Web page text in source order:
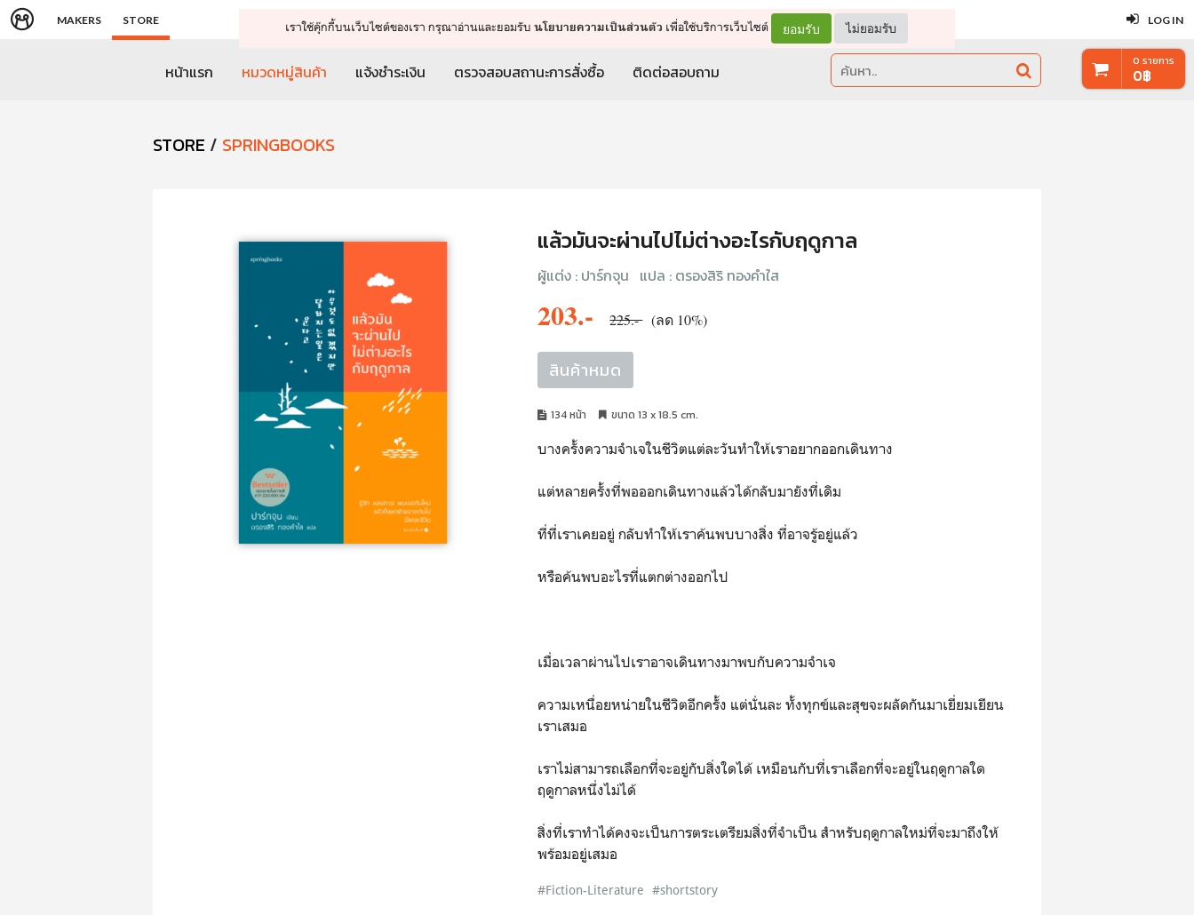
ปิด
จัดการรถเข็น ดำเนินการต่อ
MAKERS STORE LOG IN
เราใช้คุ๊กกี้บนเว็บไซต์ของเรา กรุณาอ่านและยอมรับนโยบายความเป็นส่วนตัว เพื่อใช้บริการเว็บไซต์ ยอมรับ ไม่ยอมรับ
หน้าแรก หมวดหมู่สินค้า แจ้งชำระเงิน ตรวจสอบสถานะการสั่งซื้อ ติดต่อสอบถาม
0 รายการ
0฿
STORE / SPRINGBOOKS
แล้วมันจะผ่านไปไม่ต่างอะไรกับฤดูกาล
ผู้แต่ง : ปาร์กจุน แปล : ตรองสิริ ทองคำใส
203.- 225.- (ลด 10%)
สินค้าหมด
134 หน้า ขนาด 13 x 18.5 cm.
บางครั้งความจําเจในชีวิตแต่ละวันทําให้เราอยากออกเดินทาง
แต่หลายครั้งที่พอออกเดินทางแล้วได้กลับมายังที่เดิม
ที่ที่เราเคยอยู่ กลับทําให้เราค้นพบบางสิ่ง ที่อาจรู้อยู่แล้ว
หรือค้นพบอะไรที่แตกต่างออกไป
เมื่อเวลาผ่านไปเราอาจเดินทางมาพบกับความจําเจ
ความเหนื่อยหน่ายในชีวิตอีกครั้ง แต่นั่นละ ทั้งทุกข์และสุขจะผลัดกันมาเยี่ยมเยียน
เราเสมอ
เราไม่สามารถเลือกที่จะอยู่กับสิ่งใดได้ เหมือนกับที่เราเลือกที่จะอยู่ในฤดูกาลใด
ฤดูกาลหนึ่งไม่ได้
สิ่งที่เราทําได้คงจะเป็นการตระเตรียมสิ่งที่จําเป็น สําหรับฤดูกาลใหม่ที่จะมาถึงให้
พร้อมอยู่เสมอ
#Fiction-Literature #shortstory